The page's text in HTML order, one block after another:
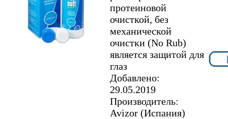
протеиновой
очисткой, без
механической
очистки (No Rub)
является защитой для
глаз
Добавлено:
29.05.2019
Производитель:
Avizor (Испания)